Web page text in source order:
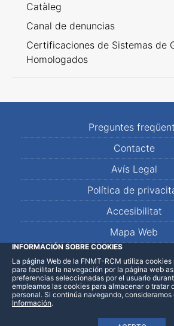
Catàleg
Canal de denuncias
Certificaciones de Sistemas de
Homologados
Preguntes
Contacte
Avís Legal
Política de
Accesibilitat
Mapa Web
LinkedInFacebookWhatsApp
INFORMACIÓN SOBRE COOKIES
La página Web de la FNMT-RCM utiliza
para facilitar la navegación por la página web
preferencias seleccionadas por el usuario
empleamos las cookies para almacenar o tratar
personal. Si continúa navegando,
Información.